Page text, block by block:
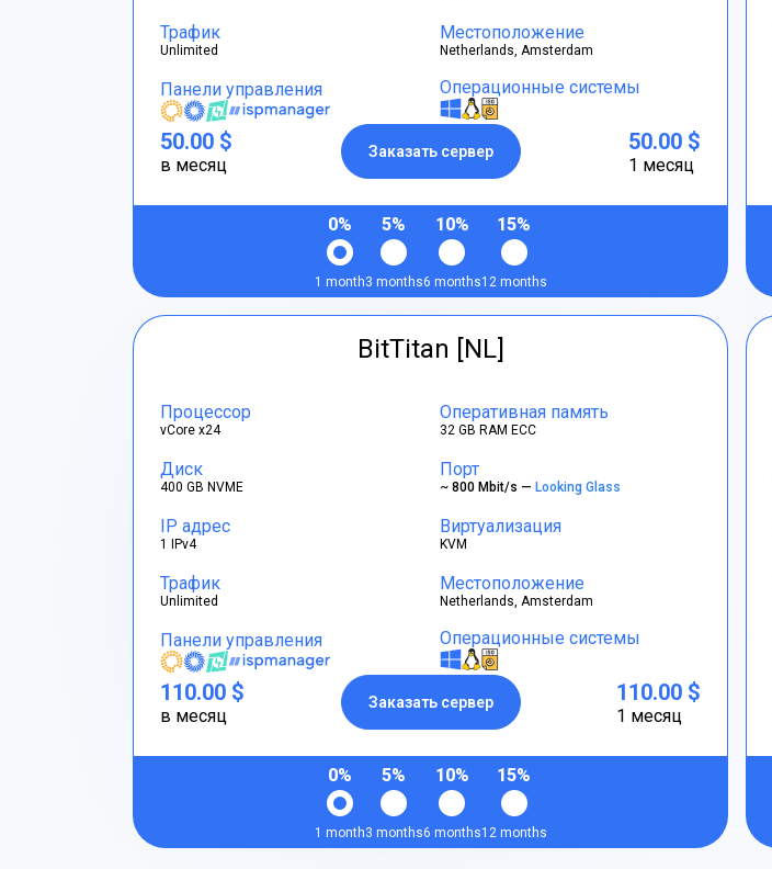
Трафик
Unlimited
Местоположение
Netherlands, Amsterdam
Панели управления Операционные системы
50.00 $
в месяц
Заказать сервер 50.00 $
1 месяц
0%
1 month
5%
3 months
10%
6 months
15%
12 months
BitTitan [NL]
Процессор
vCore x24
Оперативная память
32 GB RAM ECC
Диск
400 GB NVME
Порт
~ 800 Mbit/s — Looking Glass
IP адрес
1 IPv4
Виртуализация
KVM
Трафик
Unlimited
Местоположение
Netherlands, Amsterdam
Панели управления Операционные системы
110.00 $
в месяц
Заказать сервер 110.00 $
1 месяц
0%
1 month
5%
3 months
10%
6 months
15%
12 months